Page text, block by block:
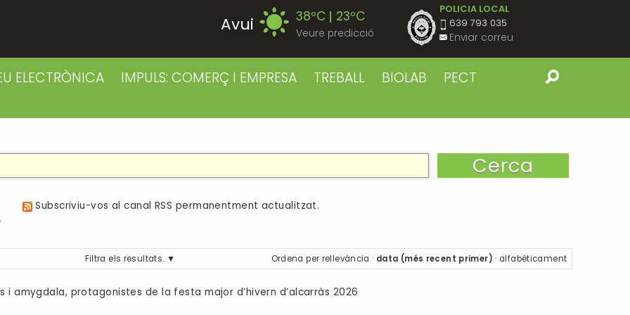
Avui 38ºC 23ºC
Veure predicció
Dijous 37ºC 23ºC
Dissabte
39ºC 22ºC
POLICIA LOCAL
639 793 035
Enviar correu
ELECTRÒNICA IMPULS: COMERÇ I EMPRESA TREBALL BIOLAB
PECT
Subscriviu-vos al canal RSS permanentment actualitzat.
Filtra els resultats. Ordena per rellevància · data (més recent primer) · alfabèticament
amygdala, protagonistes de la festa major d’hivern d’alcarràs 2026